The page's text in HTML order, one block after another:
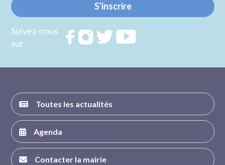
S'inscrire
Suivez-nous
sur
RejoignezRejoignezRejoignez
Toutes les actualités
Agenda
Contacter la mairie